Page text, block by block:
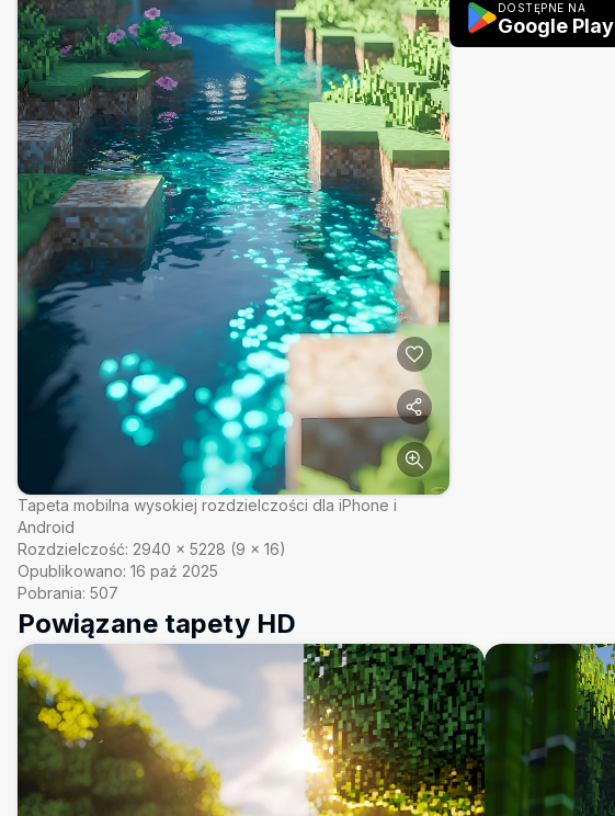
Tapeta mobilna wysokiej rozdzielczości dla iPhone i
Android
Rozdzielczość: 2940 × 5228 (9 × 16)
Opublikowano: 16 paź 2025
Pobrania: 507
DOSTĘPNE NA
Google Play
Powiązane tapety HD